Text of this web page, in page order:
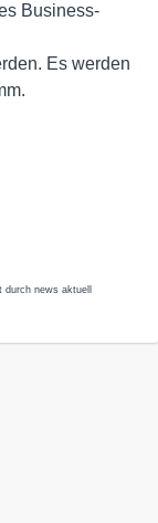
Business-
Es werden
news aktuell